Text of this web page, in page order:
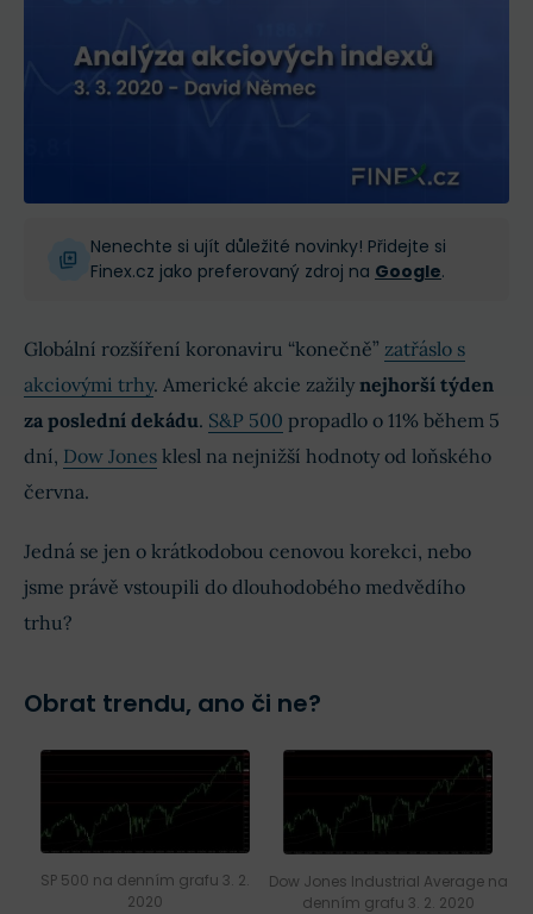
Nenechte si ujít důležité novinky! Přidejte si
Finex.cz jako preferovaný zdroj na Google.
Globální rozšíření koronaviru “konečně” zatřáslo s
akciovými trhy. Americké akcie zažily nejhorší týden
za poslední dekádu. S&P 500 propadlo o 11% během 5
dní, Dow Jones klesl na nejnižší hodnoty od loňského
června.
Jedná se jen o krátkodobou cenovou korekci, nebo
jsme právě vstoupili do dlouhodobého medvědího
trhu?
Obrat trendu, ano či ne?
SP 500 na denním grafu 3. 2.
2020
Dow Jones Industrial Average na
denním grafu 3. 2. 2020